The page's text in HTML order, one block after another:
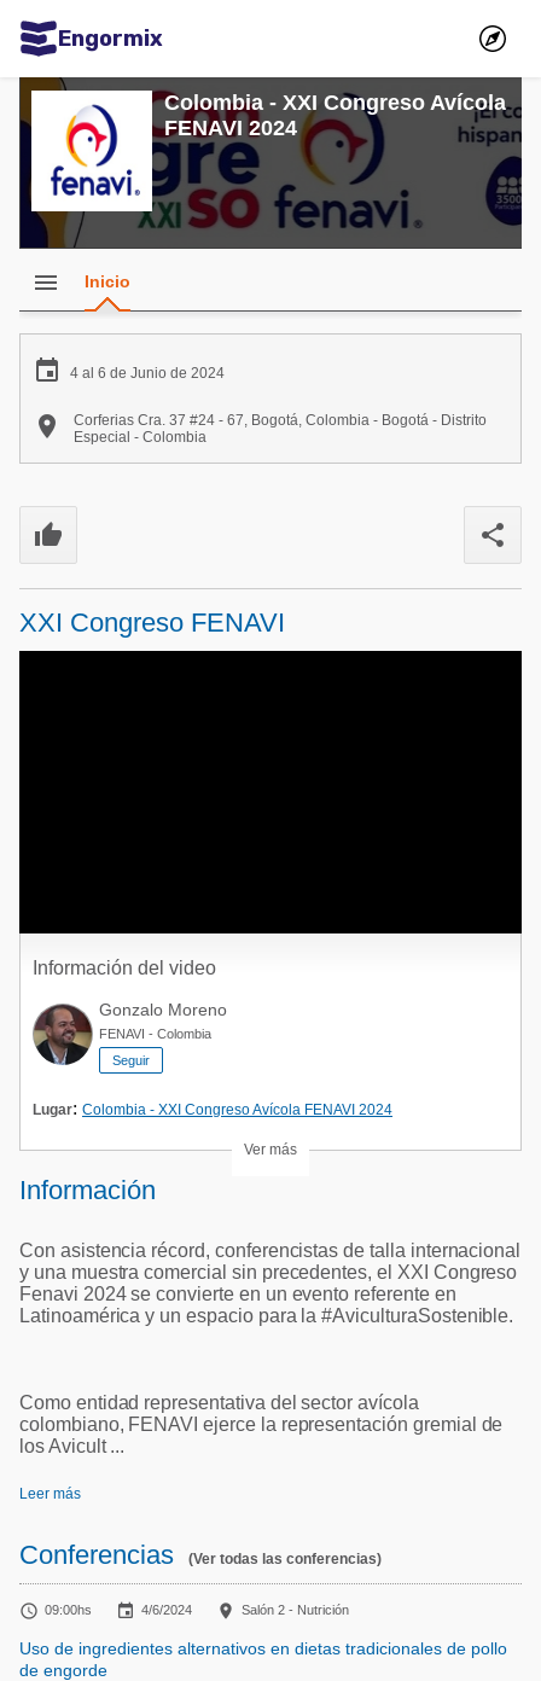
Engormix
Comunidades en español
Agricultura
Balanceados - Piensos
Avicultura
Lechería
Micotoxinas
Mascotas
Acuacultura
Micotoxinas
Avicultura
Comunidades en portugués
Micotoxinas
Colombia - XXI Congreso Avícola
FENAVI 2024
menu Inicio
 4 al 6 de Junio de 2024

Corferias Cra. 37 #24 - 67, Bogotá, Colombia - Bogotá - Distrito
Especial - Colombia
thumb_up share
XXI Congreso FENAVI
Información del video
Gonzalo Moreno
FENAVI - Colombia
Seguir
Lugar: Colombia - XXI Congreso Avícola FENAVI 2024
Ver más
Información
Con asistencia récord, conferencistas de talla internacional
y una muestra comercial sin precedentes, el XXI Congreso
Fenavi 2024 se convierte en un evento referente en
Latinoamérica y un espacio para la #AviculturaSostenible.
Como entidad representativa del sector avícola
colombiano, FENAVI ejerce la representación gremial de
los Avicult ...
Leer más
Conferencias (Ver todas las conferencias)
 09:00hs  4/6/2024  Salón 2 - Nutrición
Uso de ingredientes alternativos en dietas tradicionales de pollo
de engorde